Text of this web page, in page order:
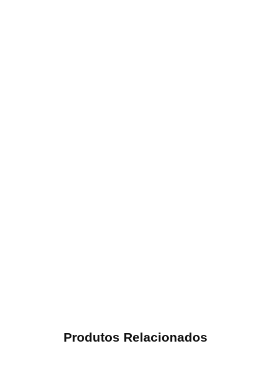
Produtos Relacionados